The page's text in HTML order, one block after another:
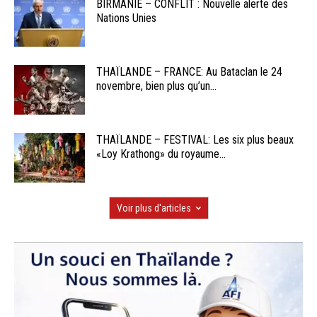
BIRMANIE – CONFLIT : Nouvelle alerte des
Nations Unies
THAÏLANDE – FRANCE: Au Bataclan le 24
novembre, bien plus qu’un...
THAÏLANDE – FESTIVAL: Les six plus beaux
«Loy Krathong» du royaume...
Voir plus d'articles